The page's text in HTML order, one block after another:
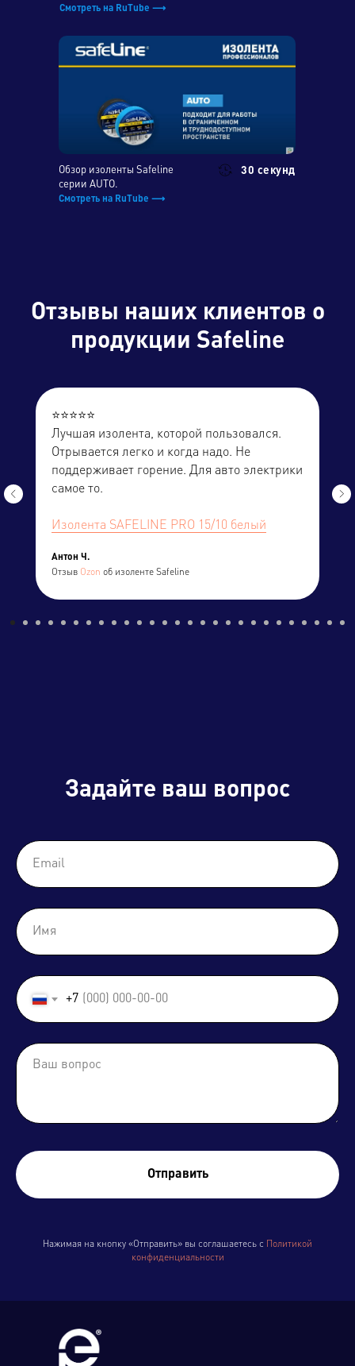
Смотреть на RuTube ⟶
30 секунд
Обзор изоленты Safeline
серии AUTO.
Смотреть на RuTube ⟶
Отзывы наших клиентов о
продукции Safeline
⭐️⭐️⭐️⭐️⭐️
Лучшая изолента, которой пользовался.
Отрывается легко и когда надо. Не
поддерживает горение. Для авто электрики
самое то.
Изолента SAFELINE PRO 15/10 белый
Антон Ч.
Отзыв Ozon об изоленте Safeline
Задайте ваш вопрос
+7
Отправить
Нажимая на кнопку «Отправить» вы соглашаетесь с
Политикой
конфиденциальности